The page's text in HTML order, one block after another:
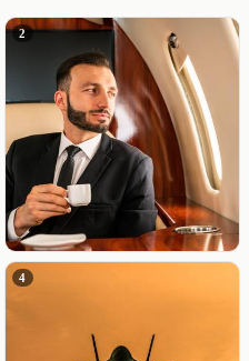
2
4